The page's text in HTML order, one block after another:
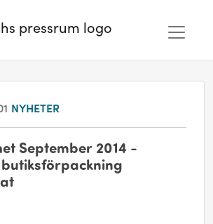
NYHETER
September 2014 -